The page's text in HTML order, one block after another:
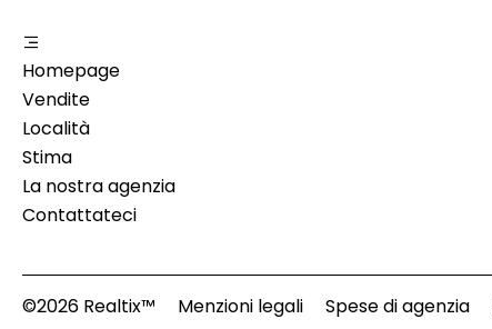
Homepage
Vendite
Località
Stima
La nostra agenzia
Contattateci
©2026 Realtix™ Menzioni legali Spese di agenzia